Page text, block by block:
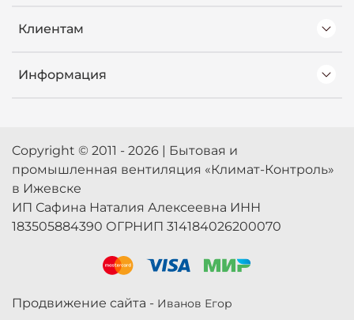
Клиентам
Информация
Copyright © 2011 - 2026 | Бытовая и
промышленная вентиляция «Климат-Контроль»
в Ижевске
ИП Сафина Наталия Алексеевна ИНН
183505884390 ОГРНИП 314184026200070
Продвижение сайта - Иванов Егор